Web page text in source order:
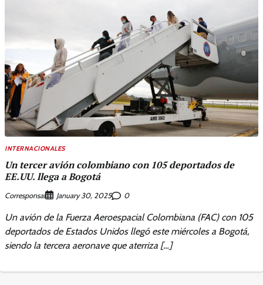
INTERNACIONALES
Un tercer avión colombiano con 105 deportados de
EE.UU. llega a Bogotá
Corresponsal January 30, 2025 0
Un avión de la Fuerza Aeroespacial Colombiana (FAC) con 105
deportados de Estados Unidos llegó este miércoles a Bogotá,
siendo la tercera aeronave que aterriza […]